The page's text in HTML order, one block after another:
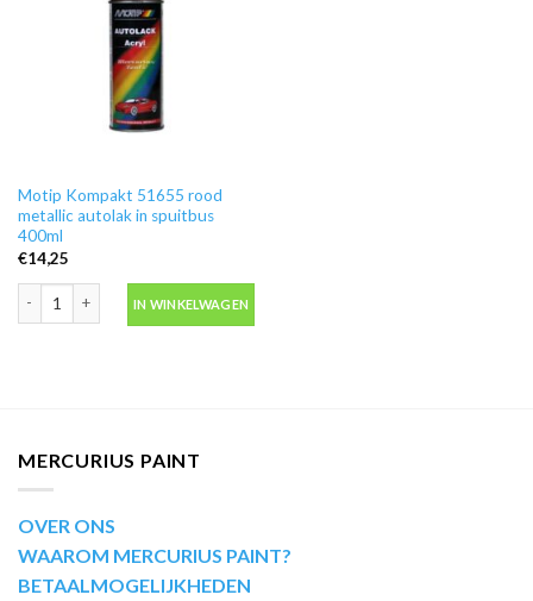
Motip Kompakt 51655 rood
metallic autolak in spuitbus
400ml
€14,25
IN WINKELWAGEN
MERCURIUS PAINT
OVER ONS
WAAROM MERCURIUS PAINT?
BETAALMOGELIJKHEDEN